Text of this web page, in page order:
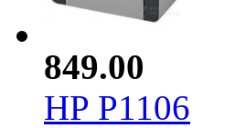
849.00
HP P1106